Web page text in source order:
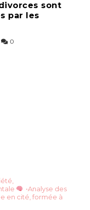
sont
par les
0
•Analyse des
en cité, formée à